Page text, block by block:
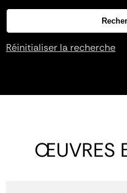
Réinitialiser la recherche
ŒUVRES